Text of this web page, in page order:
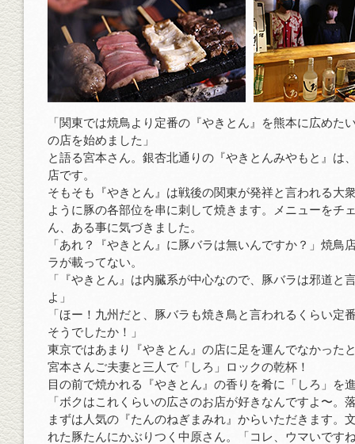
「関東では焼鳥より定番の『やきとん』を熊本に広めた
の店を始めました」
と語る宮本さん。銀杏北通りの『やきとんみやもと』は
店です。
そもそも『やきとん』は戦後の関東が発祥と言われる大
ように豚の各部位を串に刺して焼きます。メニューをチ
ん、ある事に気づきました。
「あれ？『やきとん』に豚バラは無いんですか？」焼鳥
ラが載ってない。
「『やきとん』は内臓系が中心なので、豚バラは邪道と
よ」
「ほー！九州だと、豚バラも焼き鳥と言われるくらい定
そうでしたか！」
東京ではあまり『やきとん』の店に足を運んでなかった
宮本さんご夫妻と三人で「しろ」ロックの乾杯！
目の前で焼かれる『やきとん』の香りを肴に「しろ」を
「ボクはこれくらいの広さのお店が好きなんですよ〜。
まずは人気の『たんのねぎまみれ』からいただきます。
れた豚たんにかぶりつく中原さん。「コレ、ウマいです